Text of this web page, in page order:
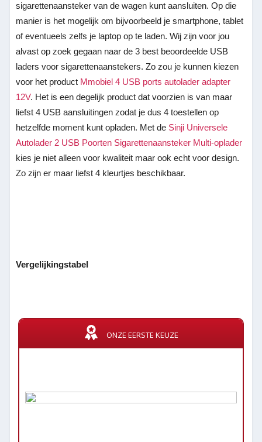
sigarettenaansteker van de wagen kunt aansluiten. Op die
manier is het mogelijk om bijvoorbeeld je smartphone, tablet
of eventueels zelfs je laptop op te laden. Wij zijn voor jou
alvast op zoek gegaan naar de 3 best beoordeelde USB
laders voor sigarettenaanstekers. Zo zou je kunnen kiezen
voor het product Mmobiel 4 USB ports autolader adapter
12V. Het is een degelijk product dat voorzien is van maar
liefst 4 USB aansluitingen zodat je dus 4 toestellen op
hetzelfde moment kunt opladen. Met de Sinji Universele
Autolader 2 USB Poorten Sigarettenaansteker Multi-oplader
kies je niet alleen voor kwaliteit maar ook echt voor design.
Zo zijn er maar liefst 4 kleurtjes beschikbaar.
Vergelijkingstabel
ONZE EERSTE KEUZE